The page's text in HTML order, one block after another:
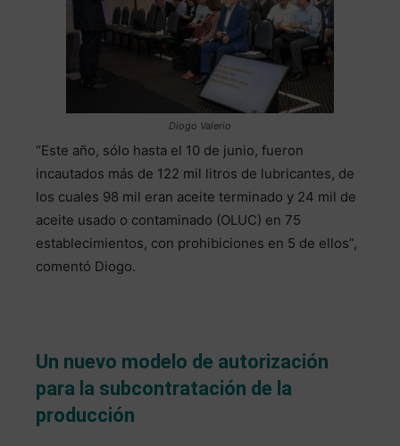
Diogo Valerio
“Este año, sólo hasta el 10 de junio, fueron
incautados más de 122 mil litros de lubricantes, de
los cuales 98 mil eran aceite terminado y 24 mil de
aceite usado o contaminado (OLUC) en 75
establecimientos, con prohibiciones en 5 de ellos”,
comentó Diogo.
Un nuevo modelo de autorización
para la subcontratación de la
producción